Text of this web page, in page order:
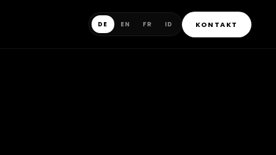
DE EN FR ID KONTAKT